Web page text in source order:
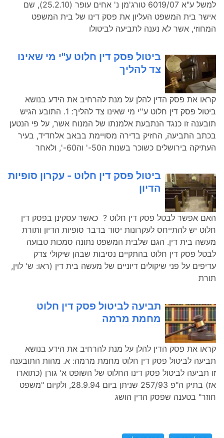
למשל ע"א 6019/07 טורג'מן נ' אחים עופר (25.2.10), שם
אישר בית המשפט העליון את פסק דינו של בית המשפט
המחוזי, אשר לא נענה לתביעה לביטולו
ביטול פסק דין חלוט ע''י מי שאינו
צד להליך
קראו את פסק הדין להלן על מנת להרחיב את הידע בנושא
ביטול פסק דין חלוט ע''י מי שאינו צד להליך: 1. התובע הגיש
תובענה זו כנגד הנתבעת אלמנתו של המנוח אשר, על פי הנטען
בכתב התביעה, החזיק בדירה מסויימת בבאב אלחדיד, בעיר
העתיקה בירושלים כשוכר בשנות ה50-' וה60-', ולאחר
ביטול פסק דין חלוט - עקרון סופיות
הדיון
האם אפשר לבטל פסק דין חלוט ? כאשר עסקינן בפסק דין
חלוט יש להתייחס לעקרונות יסוד בדבר סופיות הדיון ותורת
מעשה בית דין. הגם שלבית המשפט נתונה סמכות טבועה
לבטל פסק דין חלוט בהתקיים נסיבות שבהן שיקולי צדק
עדיפים על פני שיקולים דיוניים של מעשה בית דין (ראו: ש' לוין,
תורת
תביעה לביטול פסק דין חלוט
מחמת מרמה
קראו את פסק הדין להלן על מנת להרחיב את הידע בנושא
תביעה לביטול פסק דין חלוט מחמת מרמה: א. מהות התובענה
זו תביעה לביטול פסק דינו החלוט של השופט א' גורן (כתוארו
אז) בתיק ה"פ 257/93 שניתן ביום 28.9.94, ולקיום "משפט
חוזר" בטענה שפסק הדין הושג